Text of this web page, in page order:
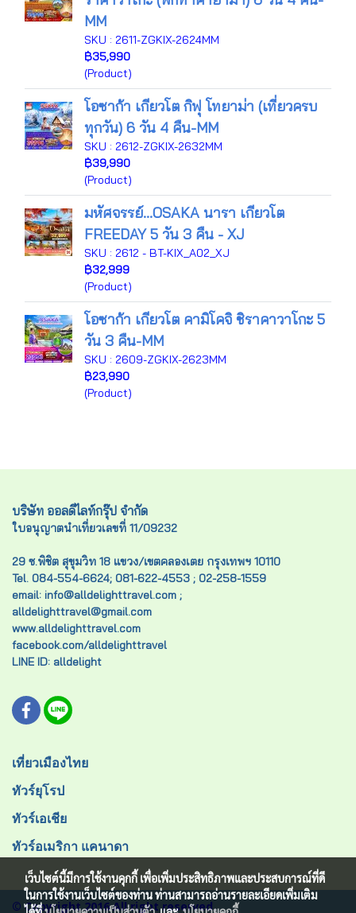
MM
SKU : 2611-ZGKIX-2624MM
฿35,990
(Product)
โอซาก้า เกียวโต กิฟุ โทยาม่า (เที่ยวครบ
ทุกวัน) 6 วัน 4 คืน-MM
SKU : 2612-ZGKIX-2632MM
฿39,990
(Product)
มหัศจรรย์...OSAKA นารา เกียวโต
FREEDAY 5 วัน 3 คืน - XJ
SKU : 2612 - BT-KIX_A02_XJ
฿32,999
(Product)
โอซาก้า เกียวโต คามิโคจิ ชิราคาวาโกะ 5
วัน 3 คืน-MM
SKU : 2609-ZGKIX-2623MM
฿23,990
(Product)
บริษัท ออลดีไลท์กรุ๊ป จำกัด
ใบอนุญาตนำเที่ยวเลขที่ 11/09232
29 ซ.พิชิต สุขุมวิท 18 แขวง/เขตคลองเตย กรุงเทพฯ 10110
Tel. 084-554-6624; 081-622-4553 ; 02-258-1559
email: info@alldelighttravel.com ;
alldelighttravel@gmail.com
www.alldelighttravel.com
facebook.com/alldelighttravel
LINE ID: alldelight
เที่ยวเมืองไทย
ทัวร์ยุโรป
ทัวร์เอเชีย
ทัวร์อเมริกา แคนาดา
© Copyright 2016 All right reserved.
เว็บไซต์นี้มีการใช้งานคุกกี้ เพื่อเพิ่มประสิทธิภาพและประสบการณ์ที่ดี
ในการใช้งานเว็บไซต์ของท่าน ท่านสามารถอ่านรายละเอียดเพิ่มเติม